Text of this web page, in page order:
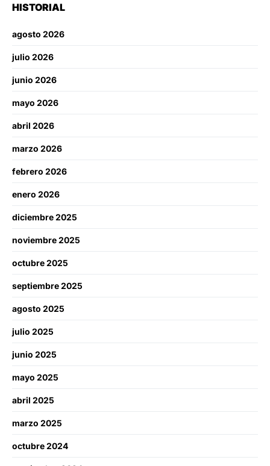
HISTORIAL
agosto 2026
julio 2026
junio 2026
mayo 2026
abril 2026
marzo 2026
febrero 2026
enero 2026
diciembre 2025
noviembre 2025
octubre 2025
septiembre 2025
agosto 2025
julio 2025
junio 2025
mayo 2025
abril 2025
marzo 2025
octubre 2024